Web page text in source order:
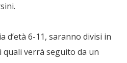
d’età 6-11, saranno divisi in
quali verrà seguito da un